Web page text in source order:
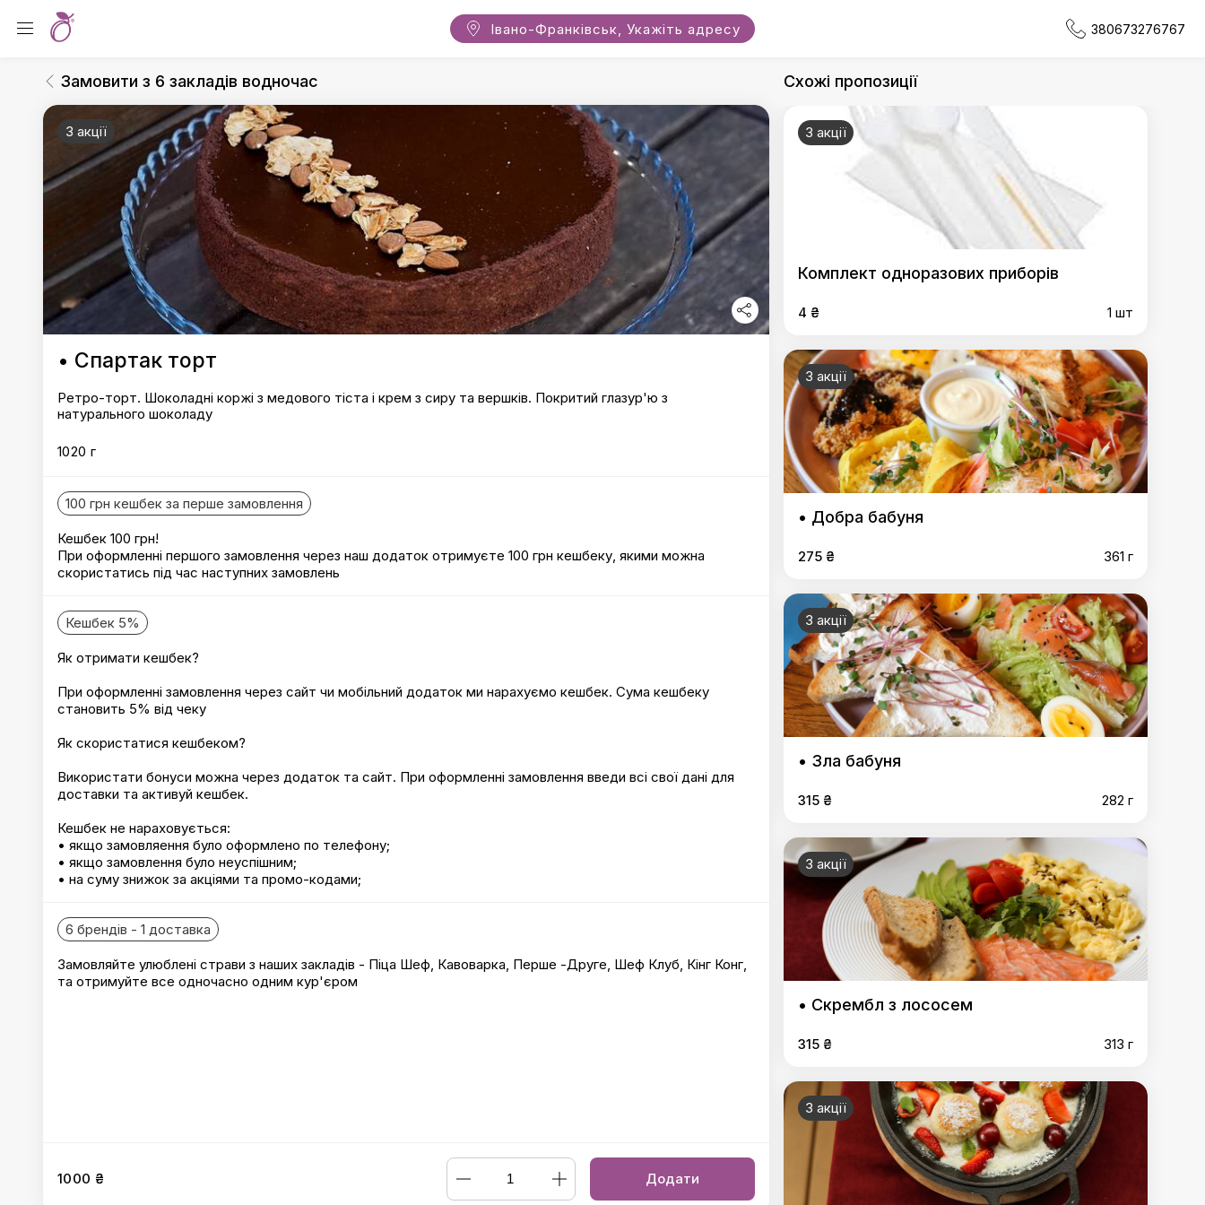
Івано-Франківськ, Укажіть адресу 380673276767
Замовити з 6 закладів водночас
3 акції
Замовити з 6 закладів водночас
• Спартак торт
Ретро-торт. Шоколадні коржі з медового тіста і крем з сиру та вершків. Покритий глазур'ю з
натурального шоколаду
1020 г
100 грн кешбек за перше замовлення
Кешбек 100 грн!
При оформленні першого замовлення через наш додаток отримуєте 100 грн кешбеку, якими можна
скористатись під час наступних замовлень
Кешбек 5%
Як отримати кешбек?
При оформленні замовлення через сайт чи мобільний додаток ми нарахуємо кешбек. Сума кешбеку
становить 5% від чеку
Як скористатися кешбеком?
Використати бонуси можна через додаток та сайт. При оформленні замовлення введи всі свої дані для
доставки та активуй кешбек.
Кешбек не нараховується:
• якщо замовляення було оформлено по телефону;
• якщо замовлення було неуспішним;
• на суму знижок за акціями та промо-кодами;
6 брендів - 1 доставка
Замовляйте улюблені страви з наших закладів - Піца Шеф, Кавоварка, Перше -Друге, Шеф Клуб, Кінг Конг,
та отримуйте все одночасно одним кур'єром
1000 ₴ Додати
Схожі пропозиції
3 акції
Комплект одноразових приборів
4 ₴ 1 шт
3 акції
• Добра бабуня
275 ₴ 361 г
3 акції
• Зла бабуня
315 ₴ 282 г
3 акції
• Скрембл з лососем
315 ₴ 313 г
3 акції
Замовити з 6 закладів водночас